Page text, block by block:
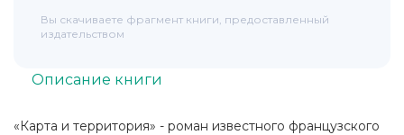
«Карта и территория» - роман известного французского
Описание книги
Вы скачиваете фрагмент книги, предоставленный
издательством